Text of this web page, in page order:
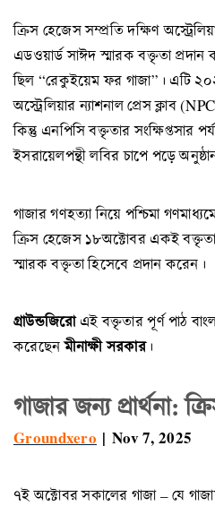
ক্রিস হেজেস সম্প্রতি দক্ষিণ
এডওয়ার্ড সাঈদ স্মারক বক্তৃতা
ছিল “রেকুইয়েম ফর গাজা”। এটি
অস্ট্রেলিয়ার ন্যাশনাল প্রেস ক্লাব
কিন্তু এনপিসি বক্তৃতার সংক্ষিপ্তসার
ইসরায়েলপন্থী লবির চাপে পড়ে
গাজার গণহত্যা নিয়ে পশ্চিমা
ক্রিস হেজেস ১৮অক্টোবর একই
স্মারক বক্তৃতা হিসেবে প্রদান করেন।
গ্রাউন্ডজিরোএই বক্তৃতার পূর্ণ পাঠ
করেছেনমীনাক্ষী সরকার।
গাজার জন্য প্রার্থনা:
Groundxero | Nov 7, 2025
৭ই অক্টোবর সকালের গাজা – যে